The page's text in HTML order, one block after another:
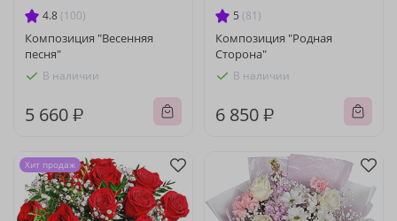
4.8 (100)
Композиция "Весенняя
песня"
В наличии
5 660 ₽
5 (81)
Композиция "Родная
Сторона"
В наличии
6 850 ₽
Хит продаж